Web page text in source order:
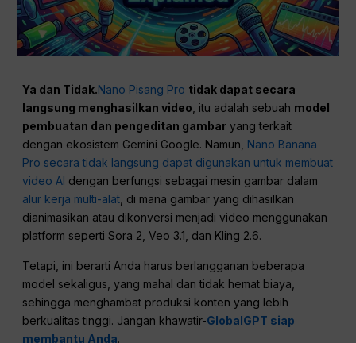
Ya dan Tidak.Nano Pisang Pro tidak dapat secara
langsung menghasilkan video , itu adalah sebuah model
pembuatan dan pengeditan gambar yang terkait
dengan ekosistem Gemini Google. Namun, Nano Banana
Pro secara tidak langsung dapat digunakan untuk membuat
video AI dengan berfungsi sebagai mesin gambar dalam
alur kerja multi-alat , di mana gambar yang dihasilkan
dianimasikan atau dikonversi menjadi video menggunakan
platform seperti Sora 2, Veo 3.1, dan Kling 2.6.
Tetapi, ini berarti Anda harus berlangganan beberapa
model sekaligus, yang mahal dan tidak hemat biaya,
sehingga menghambat produksi konten yang lebih
berkualitas tinggi. Jangan khawatir-GlobalGPT siap
membantu Anda.